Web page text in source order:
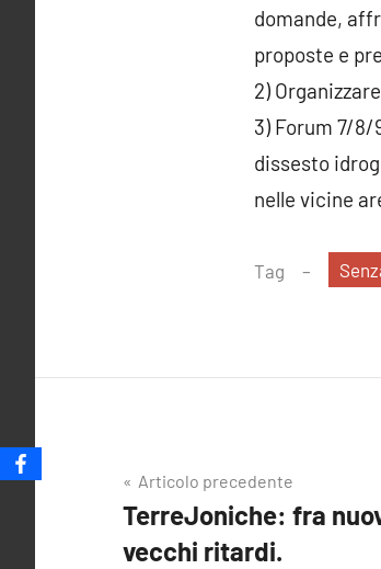
domande,
proposte e
2)
3) Forum 7/8/
dissesto
nelle vicine
Tag
Navigazione
articoli
Articolo precedente
TerreJoniche: fra
vecchi ritardi.